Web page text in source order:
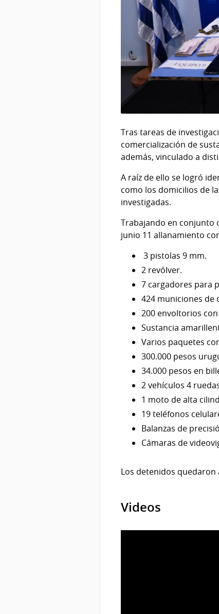
Tras tareas de
comercialización de
además, vinculado a
A raíz de ello se logró
como los domicilios de
investigadas.
Trabajando en conjunto
junio 11 allanamiento
3 pistolas 9 mm.
2 revólver.
7 cargadores para
424 municiones de
200 envoltorios
Sustancia
Varios paquetes
300.000 pesos
34.000 pesos en
2 vehículos 4
1 moto de alta
19 teléfonos
Balanzas de
Cámaras de
Los detenidos quedaron
Videos